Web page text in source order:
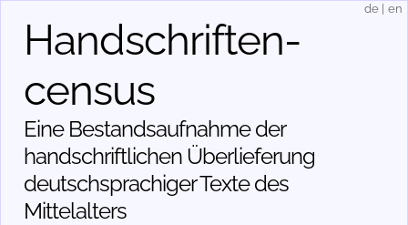
Handschriften­
census
Eine Bestandsaufnahme der
handschriftlichen Über­lieferung
deutschsprachiger Texte des
Mittelalters
de en